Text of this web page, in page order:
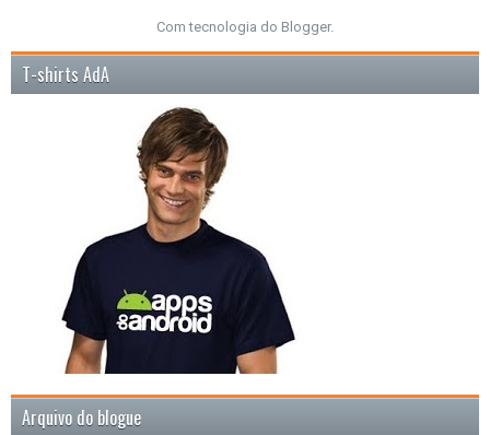
Com tecnologia do Blogger.
T-shirts AdA
Arquivo do blogue